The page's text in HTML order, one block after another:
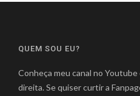
QUEM SOU EU?
Conheça meu canal no
direita. Se quiser curtir a